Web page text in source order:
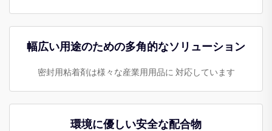
幅広い用途のための多角的なソリューション
密封用粘着剤は様々な産業用用品に 対応しています
環境に優しい安全な配合物